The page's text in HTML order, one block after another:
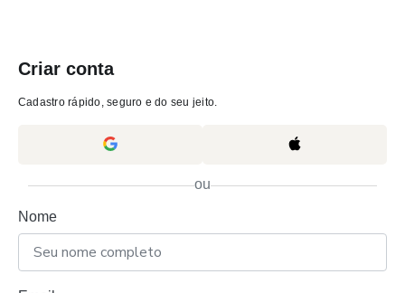
Criar conta
Cadastro rápido, seguro e do seu jeito.
ou
Nome